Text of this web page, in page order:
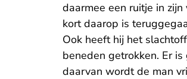
daarmee een ruitje in
kort daarop is
Ook heeft hij het
beneden getrokken. Er
daarvan wordt de man